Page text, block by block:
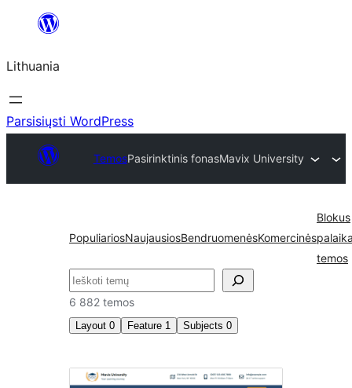
turinio
Lithuania
Parsisiųsti WordPress
TemosPasirinktinis fonasMavix University
PopuliariosNaujausiosBendruomenėsKomercinės
Blokus
temos
Paieška
6 882 temos
Layout 0 Feature 1 Subjects 0
Pasirinktinis